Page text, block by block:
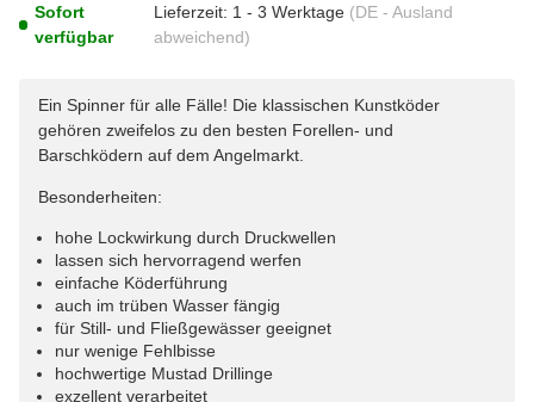
Sofort
verfügbar
Lieferzeit: 1 - 3 Werktage (DE - Ausland
abweichend)
Ein Spinner für alle Fälle! Die klassischen Kunstköder
gehören zweifelos zu den besten Forellen- und
Barschködern auf dem Angelmarkt.
Besonderheiten:
hohe Lockwirkung durch Druckwellen
lassen sich hervorragend werfen
einfache Köderführung
auch im trüben Wasser fängig
für Still- und Fließgewässer geeignet
nur wenige Fehlbisse
hochwertige Mustad Drillinge
exzellent verarbeitet